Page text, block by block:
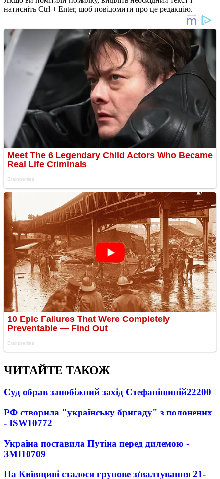
натисніть Ctrl + Enter, щоб повідомити про це редакцію.
ЧИТАЙТЕ ТАКОЖ
Суд обрав запобіжний захід Стефанішиній22200
РФ створила "українську бригаду" з полонених
- ISW10772
Україна поставила Путіна перед дилемою -
ЗМІ10709
На Київщині сталося групове зґвалтування 21-